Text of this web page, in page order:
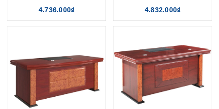
4.736.000₫
4.832.000₫